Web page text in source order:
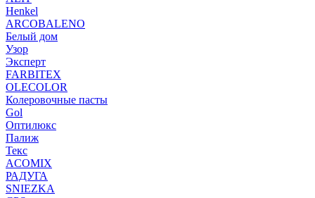
Henkel
ARCOBALENO
Белый дом
Узор
Эксперт
FARBITEX
OLECOLOR
Колеровочные пасты
Gol
Оптилюкс
Палиж
Текс
ACOMIX
РАДУГА
SNIEZKA